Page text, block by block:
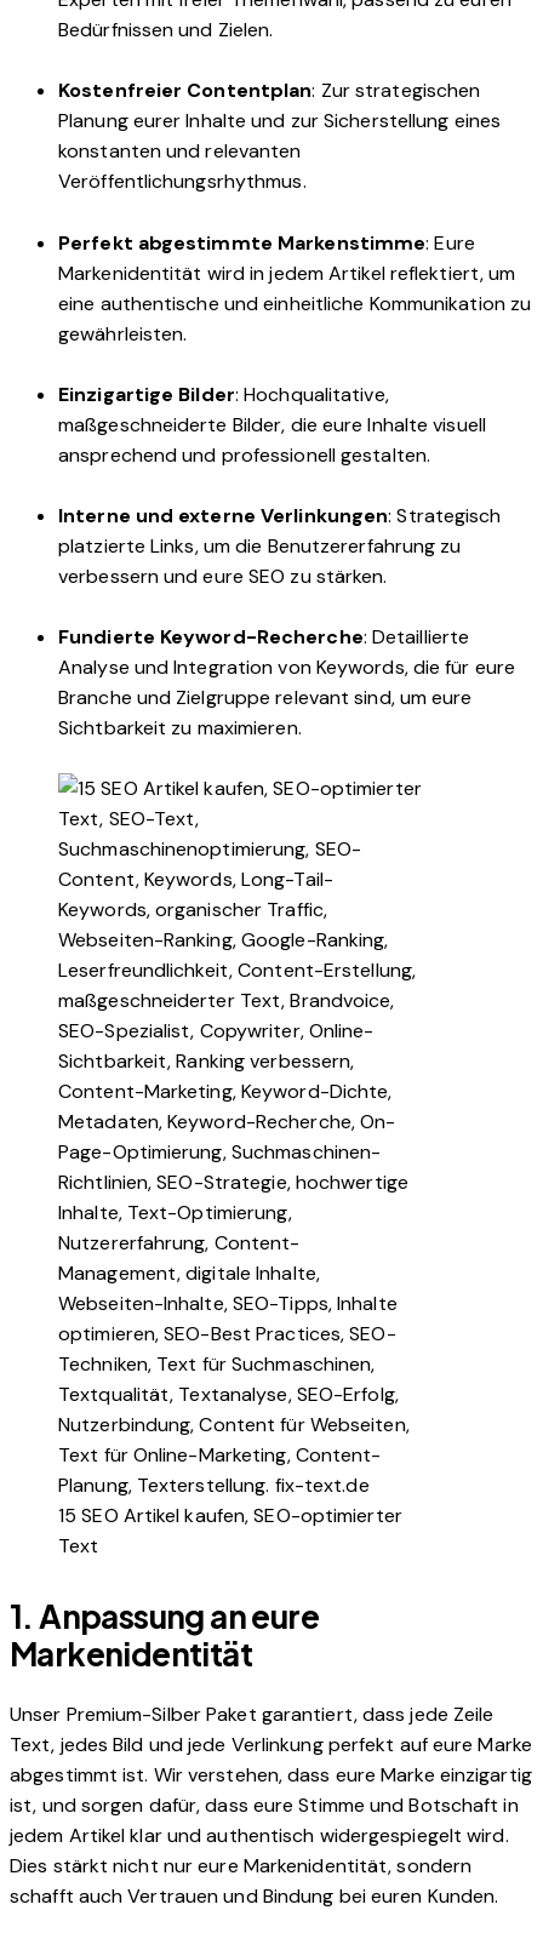
Bedürfnissen und Zielen.
Kostenfreier Contentplan: Zur strategischen
Planung eurer Inhalte und zur Sicherstellung eines
konstanten und relevanten
Veröffentlichungsrhythmus.
Perfekt abgestimmte Markenstimme: Eure
Markenidentität wird in jedem Artikel reflektiert, um
eine authentische und einheitliche Kommunikation zu
gewährleisten.
Einzigartige Bilder: Hochqualitative,
maßgeschneiderte Bilder, die eure Inhalte visuell
ansprechend und professionell gestalten.
Interne und externe Verlinkungen: Strategisch
platzierte Links, um die Benutzererfahrung zu
verbessern und eure SEO zu stärken.
Fundierte Keyword-Recherche: Detaillierte
Analyse und Integration von Keywords, die für eure
Branche und Zielgruppe relevant sind, um eure
Sichtbarkeit zu maximieren.
15 SEO Artikel kaufen, SEO-optimierter
Text
1.Anpassung an eure
Markenidentität
Unser Premium-Silber Paket garantiert, dass jede Zeile
Text, jedes Bild und jede Verlinkung perfekt auf eure Marke
abgestimmt ist. Wir verstehen, dass eure Marke einzigartig
ist, und sorgen dafür, dass eure Stimme und Botschaft in
jedem Artikel klar und authentisch widergespiegelt wird.
Dies stärkt nicht nur eure Markenidentität, sondern
schafft auch Vertrauen und Bindung bei euren Kunden.